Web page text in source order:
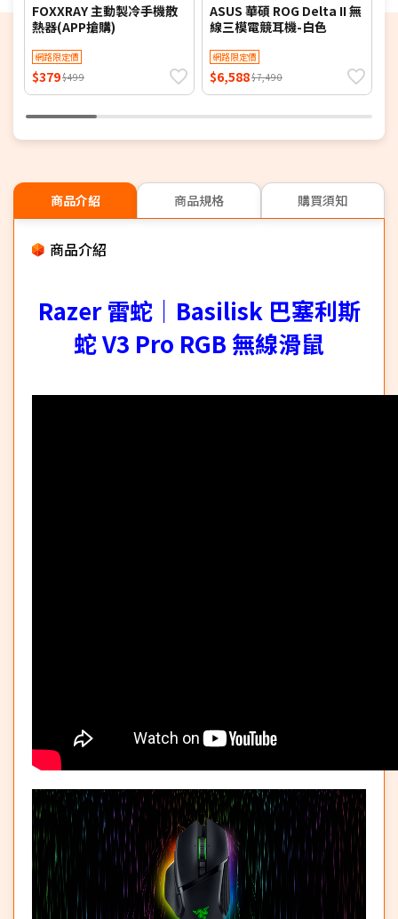
FOXXRAY 主動製冷手機散
熱器(APP搶購)
網路限定價
$379$499
ASUS 華碩 ROG Delta II 無
線三模電競耳機-白色
網路限定價
$6,588$7,490
商品介紹 商品規格 購買須知
商品介紹
Razer 雷蛇｜Basilisk 巴塞利斯
蛇 V3 Pro RGB 無線滑鼠